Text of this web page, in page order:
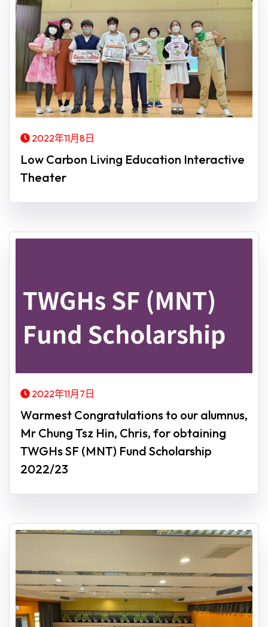
2022年11月8日
Low Carbon Living Education Interactive
Theater
2022年11月7日
Warmest Congratulations to our alumnus,
Mr Chung Tsz Hin, Chris, for obtaining
TWGHs SF (MNT) Fund Scholarship
2022/23